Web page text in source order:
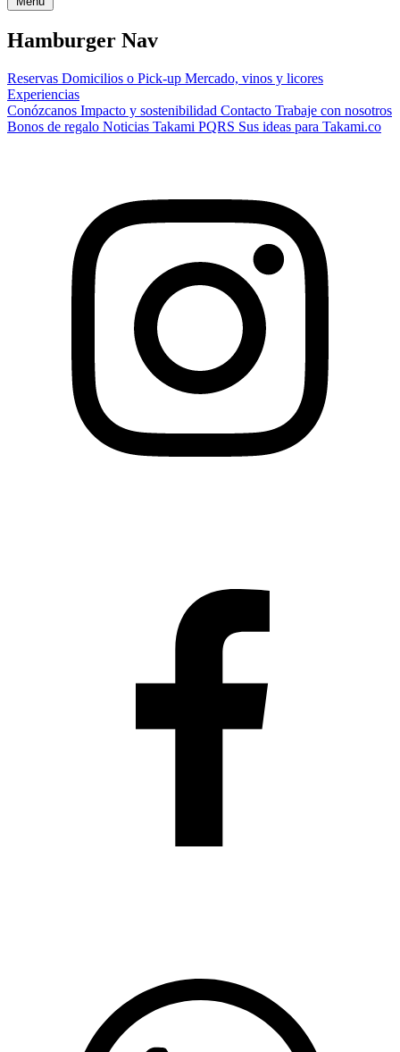
Hamburger Nav
Reservas Domicilios o Pick-up Mercado, vinos y licores
Experiencias
Conózcanos Impacto y sostenibilidad Contacto Trabaje con nosotros
Bonos de regalo Noticias Takami PQRS Sus ideas para Takami.co